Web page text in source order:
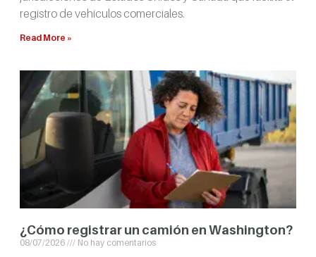
registro de vehículos comerciales.
Read More »
¿Cómo registrar un camión en Washington?
08/07/2026 No hay comentarios